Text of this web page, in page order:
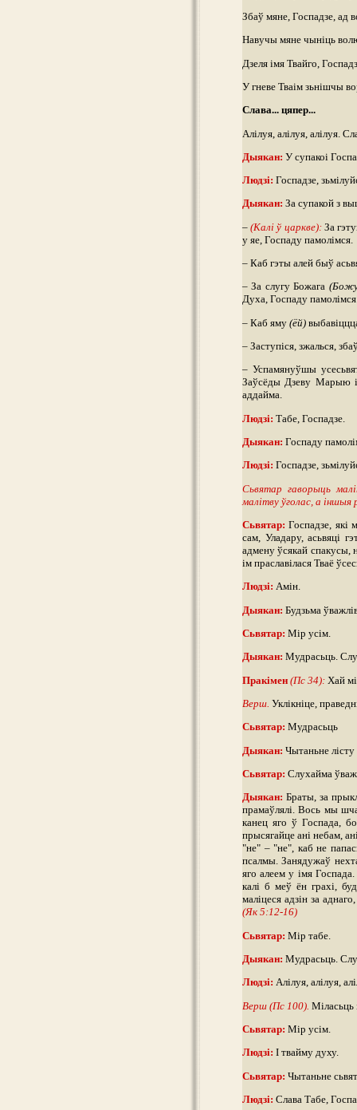
Збаў мяне, Госпадзе, ад
Навучы мяне чыніць
Дзеля імя Твайго,
У гневе Тваім зьнішчы
Слава... цяпер...
Алілуя, алілуя, алілуя.
Дыякан: У супакоі
Людзі: Госпадзе,
Дыякан: За супакой з
–(Калі ў царкве): За
у яе, Госпаду памолімся.
– Каб гэты алей быў
– За слугу Божага
Духа, Госпаду
– Каб яму (ёй)
– Заступіся, зжалься,
– Успамянуўшы
Заўсёды Дзеву Марыю і
аддайма.
Людзі: Табе, Госпадзе.
Дыякан: Госпаду
Людзі: Госпадзе,
Сьвятар гаворыць
малітву ўголас, а іншыя
Сьвятар: Госпадзе, які
сам, Уладару, асьвяці
адмену ўсякай спакусы,
ім праславілася Тваё
Людзі: Амін.
Дыякан: Будзьма
Сьвятар: Мір усім.
Дыякан: Мудрасьць.
Пракімен (Пс 34): Хай
Верш. Уклікніце,
Сьвятар: Мудрасьць
Дыякан: Чытаньне лісту
Сьвятар: Слухайма
Дыякан: Браты, за
прамаўлялі. Вось мы
канец яго ў Госпада,
прысягайце ані небам,
"не" – "не", каб не
псалмы. Занядужаў
яго алеем у імя
калі б меў ён грахі,
маліцеся адзін за
(Як 5:12-16)
Сьвятар: Мір табе.
Дыякан: Мудрасьць.
Людзі: Алілуя, алілуя,
Верш (Пс 100). Міласьць
Сьвятар: Мір усім.
Людзі: І твайму духу.
Сьвятар: Чытаньне
Людзі: Слава Табе,